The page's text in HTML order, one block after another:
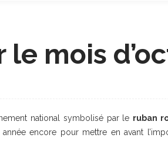
mois
national symbolisé par le ruban
année encore pour mettre en avant